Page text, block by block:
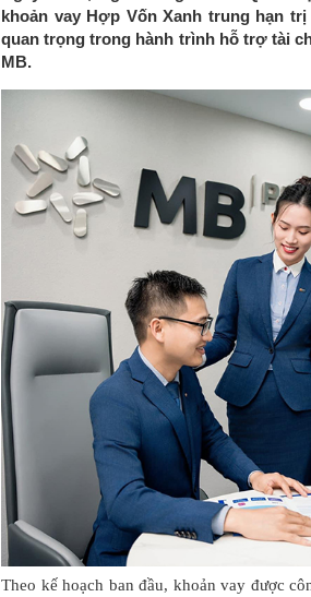
khoản vay Hợp Vốn Xanh trung hạn
quan trọng trong hành trình hỗ trợ tài
MB.
Theo kế hoạch ban đầu, khoản vay được